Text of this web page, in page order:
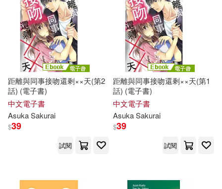
satou(1)
さめない(1) エスデジタル(1)
乃の木そよ(1) 小田飛鳥(1)
急行2號(1) 来栖あさみ(1)
萬年喪服(1)
距離與同事接吻還剩××天(第2
話) (電子書)
中文電子書
AsukaSakurai
$39
試閱
距離與同事接吻還剩××天(第1
話) (電子書)
中文電子書
AsukaSakurai
$39
試閱